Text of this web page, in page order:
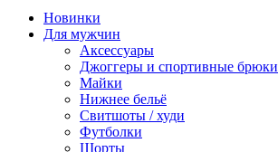
Новинки
Для мужчин
Аксессуары
Джоггеры и спортивные брюки
Майки
Нижнее бельё
Свитшоты / худи
Футболки
Шорты